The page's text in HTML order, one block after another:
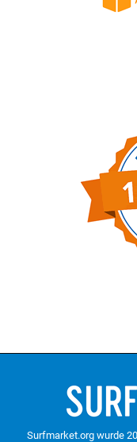
Surfmarket.org wurde